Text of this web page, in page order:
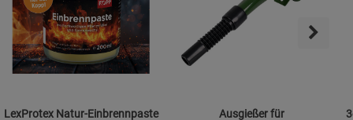
LexProtex Natur-Einbrennpaste
Ausgießer für